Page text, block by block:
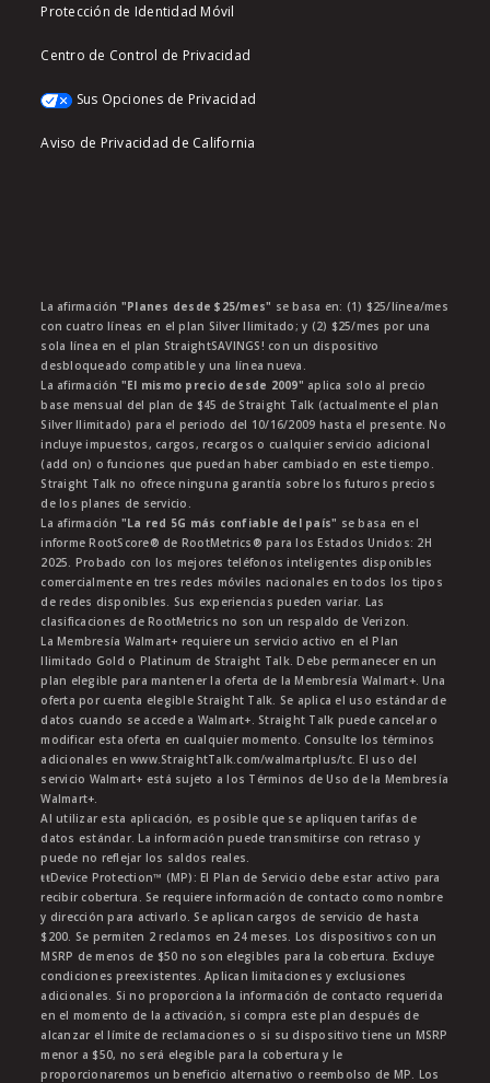
Protección de Identidad Móvil
Centro de Control de Privacidad
Sus Opciones de Privacidad
Aviso de Privacidad de California
La afirmación "Planes desde $25/mes" se basa en: (1) $25/línea/mes
con cuatro líneas en el plan Silver Ilimitado; y (2) $25/mes por una
sola línea en el plan StraightSAVINGS! con un dispositivo
desbloqueado compatible y una línea nueva.
La afirmación "El mismo precio desde 2009" aplica solo al precio
base mensual del plan de $45 de Straight Talk (actualmente el plan
Silver Ilimitado) para el periodo del 10/16/2009 hasta el presente. No
incluye impuestos, cargos, recargos o cualquier servicio adicional
(add on) o funciones que puedan haber cambiado en este tiempo.
Straight Talk no ofrece ninguna garantía sobre los futuros precios
de los planes de servicio.
La afirmación "La red 5G más confiable del país" se basa en el
informe RootScore® de RootMetrics® para los Estados Unidos: 2H
2025. Probado con los mejores teléfonos inteligentes disponibles
comercialmente en tres redes móviles nacionales en todos los tipos
de redes disponibles. Sus experiencias pueden variar. Las
clasificaciones de RootMetrics no son un respaldo de Verizon.
La Membresía Walmart+ requiere un servicio activo en el Plan
Ilimitado Gold o Platinum de Straight Talk. Debe permanecer en un
plan elegible para mantener la oferta de la Membresía Walmart+. Una
oferta por cuenta elegible Straight Talk. Se aplica el uso estándar de
datos cuando se accede a Walmart+. Straight Talk puede cancelar o
modificar esta oferta en cualquier momento. Consulte los términos
adicionales en www.StraightTalk.com/walmartplus/tc. El uso del
servicio Walmart+ está sujeto a los Términos de Uso de la Membresía
Walmart+.
Al utilizar esta aplicación, es posible que se apliquen tarifas de
datos estándar. La información puede transmitirse con retraso y
puede no reflejar los saldos reales.
ŧŧDevice Protection™ (MP): El Plan de Servicio debe estar activo para
recibir cobertura. Se requiere información de contacto como nombre
y dirección para activarlo. Se aplican cargos de servicio de hasta
$200. Se permiten 2 reclamos en 24 meses. Los dispositivos con un
MSRP de menos de $50 no son elegibles para la cobertura. Excluye
condiciones preexistentes. Aplican limitaciones y exclusiones
adicionales. Si no proporciona la información de contacto requerida
en el momento de la activación, si compra este plan después de
alcanzar el límite de reclamaciones o si su dispositivo tiene un MSRP
menor a $50, no será elegible para la cobertura y le
proporcionaremos un beneficio alternativo o reembolso de MP. Los